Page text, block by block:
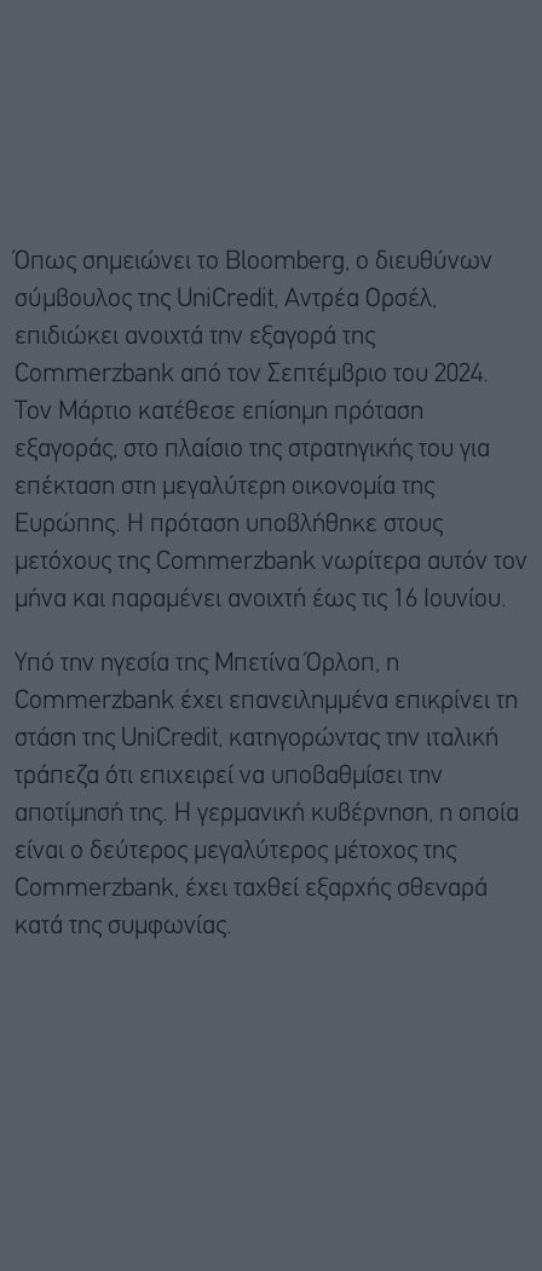
Όπως σημειώνει το Bloomberg, ο διευθύνων
σύμβουλος της UniCredit, Αντρέα Ορσέλ,
επιδιώκει ανοιχτά την εξαγορά της
Commerzbank από τον Σεπτέμβριο του 2024.
Τον Μάρτιο κατέθεσε επίσημη πρόταση
εξαγοράς, στο πλαίσιο της στρατηγικής του για
επέκταση στη μεγαλύτερη οικονομία της
Ευρώπης. Η πρόταση υποβλήθηκε στους
μετόχους της Commerzbank νωρίτερα αυτόν τον
μήνα και παραμένει ανοιχτή έως τις 16 Ιουνίου.
Υπό την ηγεσία της Μπετίνα Όρλοπ, η
Commerzbank έχει επανειλημμένα επικρίνει τη
στάση της UniCredit, κατηγορώντας την ιταλική
τράπεζα ότι επιχειρεί να υποβαθμίσει την
αποτίμησή της. Η γερμανική κυβέρνηση, η οποία
είναι ο δεύτερος μεγαλύτερος μέτοχος της
Commerzbank, έχει ταχθεί εξαρχής σθεναρά
κατά της συμφωνίας.